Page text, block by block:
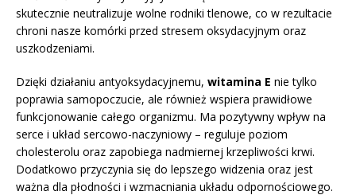
skutecznie neutralizuje wolne rodniki tlenowe, co w rezultacie
chroni nasze komórki przed stresem oksydacyjnym oraz
uszkodzeniami.
Dzięki działaniu antyoksydacyjnemu, witamina E nie tylko
poprawia samopoczucie, ale również wspiera prawidłowe
funkcjonowanie całego organizmu. Ma pozytywny wpływ na
serce i układ sercowo-naczyniowy – reguluje poziom
cholesterolu oraz zapobiega nadmiernej krzepliwości krwi.
Dodatkowo przyczynia się do lepszego widzenia oraz jest
ważna dla płodności i wzmacniania układu odpornościowego.